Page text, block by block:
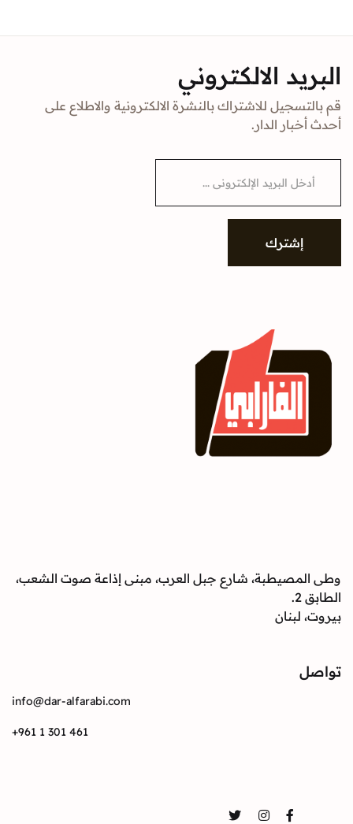
البريد الالكتروني
قم بالتسجيل للاشتراك بالنشرة الالكترونية والاطلاع على
أحدث أخبار الدار.
i
إشترك
وطى المصيطبة، شارع جبل العرب، مبنى إذاعة صوت الشعب،
الطابق 2.
بيروت، لبنان
تواصل
info@dar-alfarabi.com
+961 1 301 461
Facebook
Instagram
Twitter